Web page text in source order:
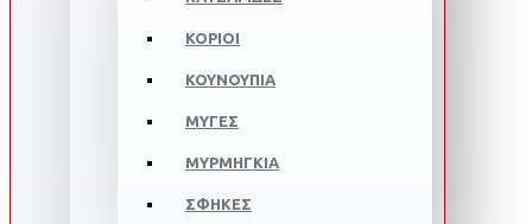
ΚΟΡΙΟΊ
ΚΟΥΝΟΎΠΙΑ
ΜΎΓΕΣ
ΜΥΡΜΉΓΚΙΑ
ΣΦΉΚΕΣ